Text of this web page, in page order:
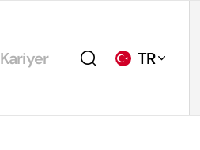
Kariyer TR